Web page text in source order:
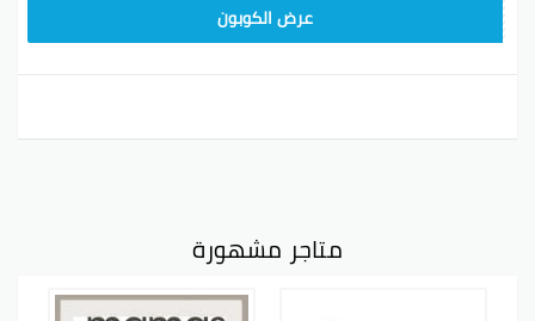
عرض الكوبون
متاجر مشهورة